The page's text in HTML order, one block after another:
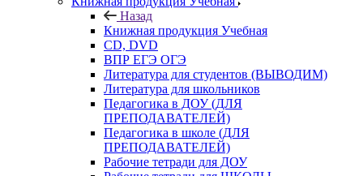
Назад
Книжная продукция Учебная
CD, DVD
ВПР ЕГЭ ОГЭ
Литература для студентов (ВЫВОДИМ)
Литература для школьников
Педагогика в ДОУ (ДЛЯ
ПРЕПОДАВАТЕЛЕЙ)
Педагогика в школе (ДЛЯ
ПРЕПОДАВАТЕЛЕЙ)
Рабочие тетради для ДОУ